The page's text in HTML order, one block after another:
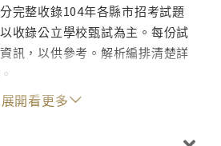
完整收錄104年各縣市招考試題
收錄公立學校甄試為主。每份試
訊，以供參考。解析編排清楚詳
展開看更多